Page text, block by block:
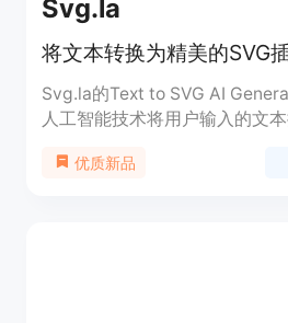
Svg.la
将文本转换为精美的SVG插
Svg.la的Text to SVG AI
人工智能技术将用户输入的文
志、图标和复杂的设计，使创
优质新品